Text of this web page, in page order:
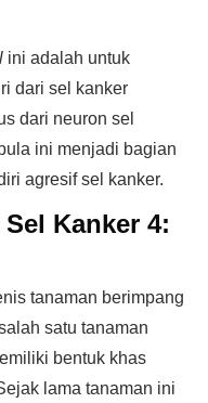
ini adalah untuk
dari sel kanker
dari neuron sel
ini menjadi bagian
agresif sel kanker.
Kanker 4:
tanaman berimpang
satu tanaman
bentuk khas
lama tanaman ini